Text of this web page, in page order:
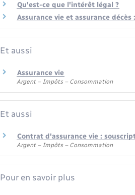
Qu'est-ce que l'intérêt légal ?
Assurance vie et assurance
Et aussi
Assurance vie
Argent – Impôts – Consommation
Et aussi
Contrat d'assurance vie :
Argent – Impôts – Consommation
Pour en savoir plus